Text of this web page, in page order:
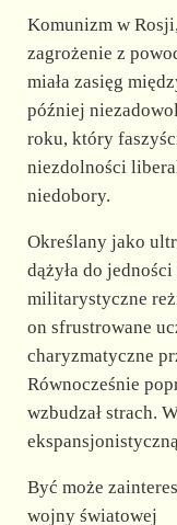
Komunizm w
zagrożenie z
miała zasięg
później
roku, który
niezdolności
niedobory.
Określany jako
dążyła do
militarystyczne
on sfrustrowane
charyzmatyczne
Równocześnie
wzbudzał strach.
Być może
wojny światowej